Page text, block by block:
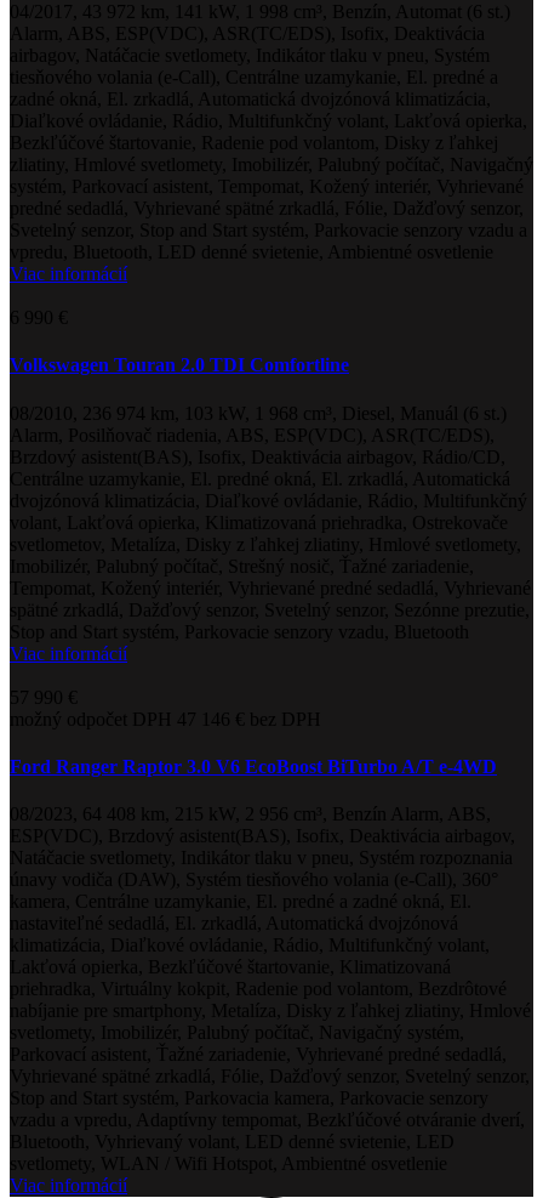
04/2017, 43 972 km, 141 kW, 1 998 cm³, Benzín, Automat (6 st.)
Alarm, ABS, ESP(VDC), ASR(TC/EDS), Isofix, Deaktivácia
airbagov, Natáčacie svetlomety, Indikátor tlaku v pneu, Systém
tiesňového volania (e-Call), Centrálne uzamykanie, El. predné a
zadné okná, El. zrkadlá, Automatická dvojzónová klimatizácia,
Diaľkové ovládanie, Rádio, Multifunkčný volant, Lakťová opierka,
Bezkľúčové štartovanie, Radenie pod volantom, Disky z ľahkej
zliatiny, Hmlové svetlomety, Imobilizér, Palubný počítač, Navigačný
systém, Parkovací asistent, Tempomat, Kožený interiér, Vyhrievané
predné sedadlá, Vyhrievané spätné zrkadlá, Fólie, Dažďový senzor,
Svetelný senzor, Stop and Start systém, Parkovacie senzory vzadu a
vpredu, Bluetooth, LED denné svietenie, Ambientné osvetlenie
Viac informácií
6 990 €
Volkswagen Touran 2.0 TDI Comfortline
08/2010, 236 974 km, 103 kW, 1 968 cm³, Diesel, Manuál (6 st.)
Alarm, Posilňovač riadenia, ABS, ESP(VDC), ASR(TC/EDS),
Brzdový asistent(BAS), Isofix, Deaktivácia airbagov, Rádio/CD,
Centrálne uzamykanie, El. predné okná, El. zrkadlá, Automatická
dvojzónová klimatizácia, Diaľkové ovládanie, Rádio, Multifunkčný
volant, Lakťová opierka, Klimatizovaná priehradka, Ostrekovače
svetlometov, Metalíza, Disky z ľahkej zliatiny, Hmlové svetlomety,
Imobilizér, Palubný počítač, Strešný nosič, Ťažné zariadenie,
Tempomat, Kožený interiér, Vyhrievané predné sedadlá, Vyhrievané
spätné zrkadlá, Dažďový senzor, Svetelný senzor, Sezónne prezutie,
Stop and Start systém, Parkovacie senzory vzadu, Bluetooth
Viac informácií
57 990 €
možný odpočet DPH 47 146 € bez DPH
Ford Ranger Raptor 3.0 V6 EcoBoost BiTurbo A/T e-4WD
08/2023, 64 408 km, 215 kW, 2 956 cm³, Benzín Alarm, ABS,
ESP(VDC), Brzdový asistent(BAS), Isofix, Deaktivácia airbagov,
Natáčacie svetlomety, Indikátor tlaku v pneu, Systém rozpoznania
únavy vodiča (DAW), Systém tiesňového volania (e-Call), 360°
kamera, Centrálne uzamykanie, El. predné a zadné okná, El.
nastaviteľné sedadlá, El. zrkadlá, Automatická dvojzónová
klimatizácia, Diaľkové ovládanie, Rádio, Multifunkčný volant,
Lakťová opierka, Bezkľúčové štartovanie, Klimatizovaná
priehradka, Virtuálny kokpit, Radenie pod volantom, Bezdrôtové
nabíjanie pre smartphony, Metalíza, Disky z ľahkej zliatiny, Hmlové
svetlomety, Imobilizér, Palubný počítač, Navigačný systém,
Parkovací asistent, Ťažné zariadenie, Vyhrievané predné sedadlá,
Vyhrievané spätné zrkadlá, Fólie, Dažďový senzor, Svetelný senzor,
Stop and Start systém, Parkovacia kamera, Parkovacie senzory
vzadu a vpredu, Adaptívny tempomat, Bezkľúčové otváranie dverí,
Bluetooth, Vyhrievaný volant, LED denné svietenie, LED
svetlomety, WLAN / Wifi Hotspot, Ambientné osvetlenie
Viac informácií